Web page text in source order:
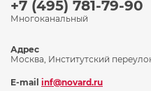
+7 (495) 781-79-90
Многоканальный
Адрес
Москва, Институтский
E-mail inf@novard.ru